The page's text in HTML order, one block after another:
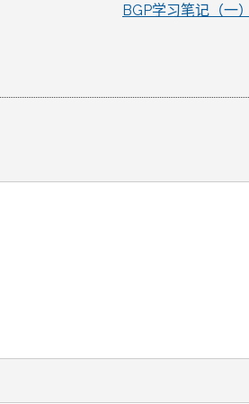
BGP学习笔记（一）